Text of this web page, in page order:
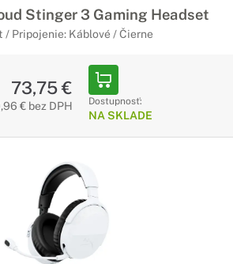
Stinger 3 Gaming Headset
/ Pripojenie: Káblové / Čierne
73,75 €
€ bez DPH Dostupnosť:
NA SKLADE